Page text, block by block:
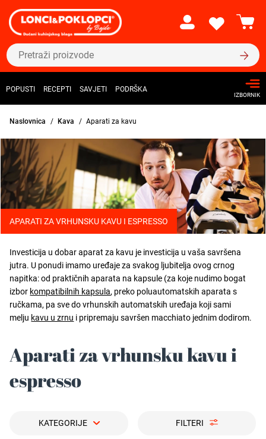
POPUSTI RECEPTI SAVJETI PODRŠKA
IZBORNIK
Naslovnica Kava Aparati za kavu
APARATI ZA VRHUNSKU KAVU I ESPRESSO
Investicija u dobar aparat za kavu je investicija u vaša savršena
jutra. U ponudi imamo uređaje za svakog ljubitelja ovog crnog
napitka: od praktičnih aparata na kapsule (za koje nudimo bogat
izbor kompatibilnih kapsula, preko poluautomatskih aparata s
ručkama, pa sve do vrhunskih automatskih uređaja koji sami
melju kavu u zrnu i pripremaju savršen macchiato jednim dodirom.
Aparati za vrhunsku kavu i
espresso
KATEGORIJE FILTERI